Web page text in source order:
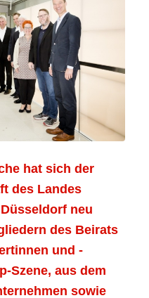
hat sich der
des Landes
neu
des Beirats
und -
Szene, aus dem
sowie